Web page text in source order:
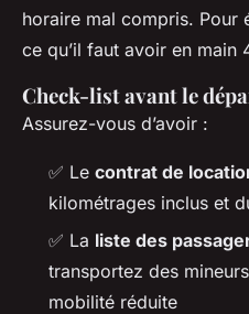
horaire mal compris. Pour
ce qu’il faut avoir en main
Check-list avant le
Assurez-vous d’avoir :
✅ Le contrat de
kilométrages inclus et
✅ La liste des
transportez des
mobilité réduite